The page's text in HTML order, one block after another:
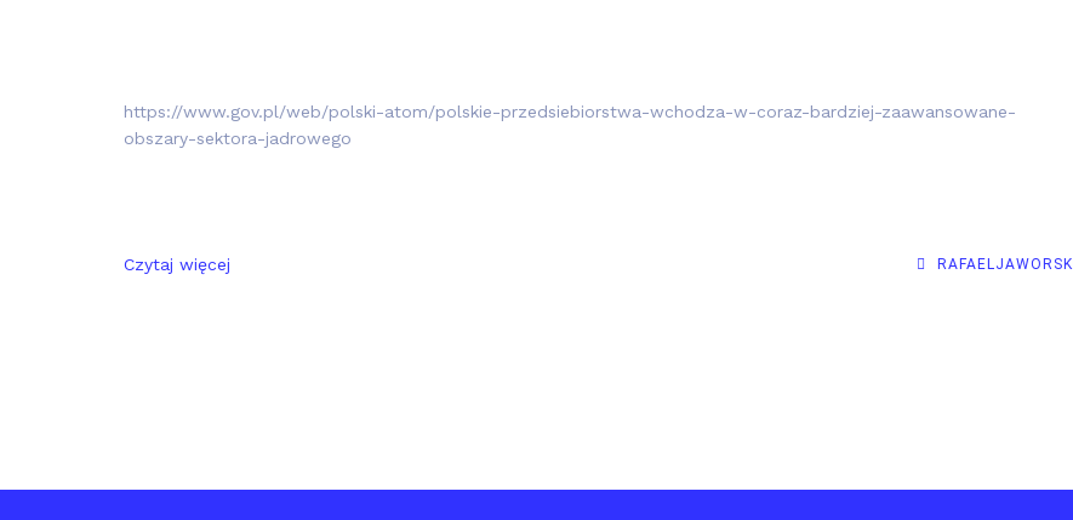
https://www.gov.pl/web/polski-atom/polskie-przedsiebiorstwa-wchodza-w-coraz-bardziej-zaawansowane-
obszary-sektora-jadrowego
Czytaj więcej RAFAELJAWORSKI